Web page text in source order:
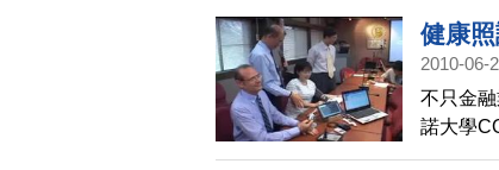
健康
2010-06-
不只金
諾大學
學合作